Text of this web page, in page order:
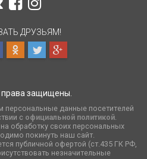
ДРУЗЬЯМ!
защищены.
данные посетителей
с официальной политикой.
обработку своих персональных
покинуть наш сайт.
публичной офертой (ст.435 ГК РФ,
незначительные